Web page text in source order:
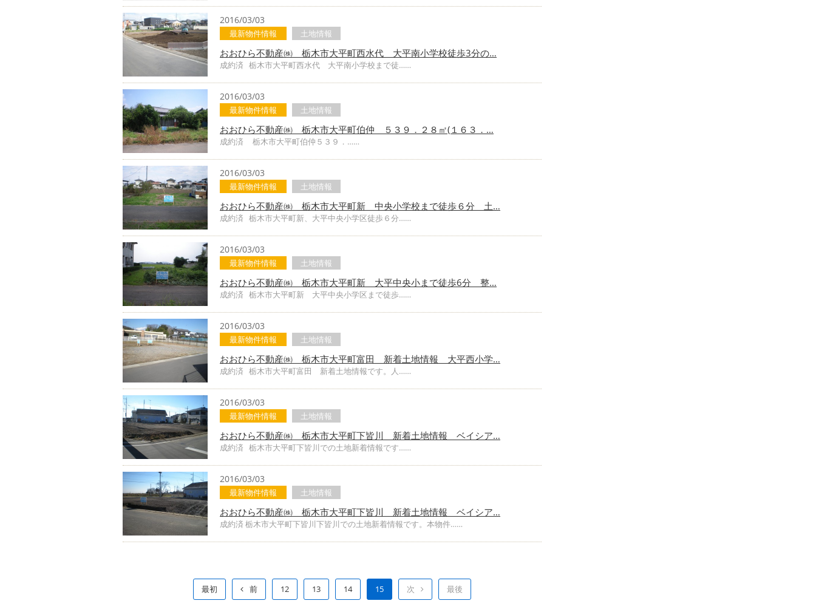
2016/03/03
最新物件情報 土地情報
おおひら不動産㈱ 栃木市大平町西水代 大平南小学校徒歩3分の…
成約済 栃木市大平町西水代 大平南小学校まで徒……
2016/03/03
最新物件情報 土地情報
おおひら不動産㈱ 栃木市大平町伯仲 ５３９．２８㎡(１６３．…
成約済 栃木市大平町伯仲５３９．……
2016/03/03
最新物件情報 土地情報
おおひら不動産㈱ 栃木市大平町新 中央小学校まで徒歩６分 土…
成約済 栃木市大平町新、大平中央小学区徒歩６分……
2016/03/03
最新物件情報 土地情報
おおひら不動産㈱ 栃木市大平町新 大平中央小まで徒歩6分 整…
成約済 栃木市大平町新 大平中央小学区まで徒歩……
2016/03/03
最新物件情報 土地情報
おおひら不動産㈱ 栃木市大平町富田 新着土地情報 大平西小学…
成約済 栃木市大平町富田 新着土地情報です。人……
2016/03/03
最新物件情報 土地情報
おおひら不動産㈱ 栃木市大平町下皆川 新着土地情報 ベイシア…
成約済 栃木市大平町下皆川での土地新着情報です……
2016/03/03
最新物件情報 土地情報
おおひら不動産㈱ 栃木市大平町下皆川 新着土地情報 ベイシア…
成約済 栃木市大平町下皆川下皆川での土地新着情報です。本物件……
最初 前 12 13 14 15 次 最後